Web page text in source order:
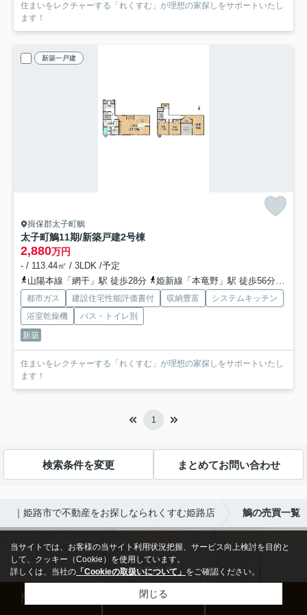
住まいをレクチャーする「れくすむ」が理想の家探しをサポートいたし
ます！
新築一戸建
揖保郡太子町鵤
太子町鵤11期/新築戸建2号棟
2,880万円
- / 113.44㎡ / 3LDK /予定
山陽本線「網干」駅 徒歩28分
姫新線「本竜野」駅 徒歩56分
都市ガス 建設住宅性能評価書付 収納豊富
システムキッチン
浴室乾燥機
バス・トイレ別
新築
住まいをレクチャーする「れくすむ」が理想の家探しをサポートいたし
ます！
1
検索条件を変更 まとめてお問い合わせ
｜姫路市で不動産をお探しなられくすむ姫路店 鵤の売買一覧
MERIT
無料新規会員登録の
お問い合わせ
当サイトでは、お客様の当サイト利用状況把握、サービス向上検討を目的と
して、クッキー（Cookie）を使用しています。
詳しくは、当社の 「Cookieの取扱いについて」 をご確認ください。
閉じる